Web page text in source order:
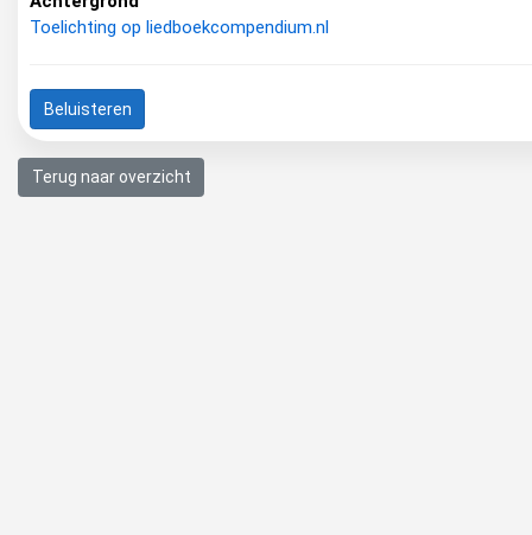
Toelichting op liedboekcompendium.nl
Beluisteren
Terug naar overzicht